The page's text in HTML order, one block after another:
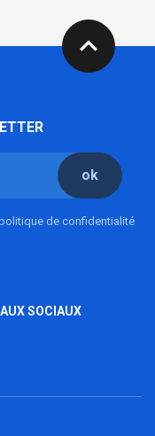
expand_less
ok
de confidentialité
SOCIAUX